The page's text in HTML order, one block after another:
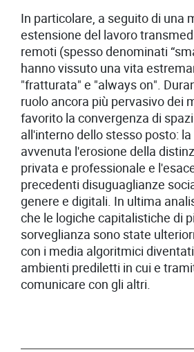
In particolare, a seguito di una
estensione del lavoro
remoti (spesso denominati
hanno vissuto una vita
"fratturata" e "always on".
ruolo ancora più pervasivo dei
favorito la convergenza di
all'interno dello stesso posto: la
avvenuta l'erosione della
privata e professionale e
precedenti disuguaglianze
genere e digitali. In ultima
che le logiche capitalistiche di
sorveglianza sono state
con i media algoritmici
ambienti prediletti in cui e
comunicare con gli altri.